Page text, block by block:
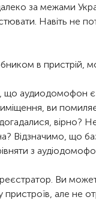
за межами
Навіть не
в пристрій,
що аудиодомофон
ви
вірно? Не
Відзначимо, що
з
Ви
але не